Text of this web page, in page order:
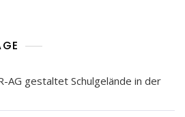
AG gestaltet Schulgelände in der